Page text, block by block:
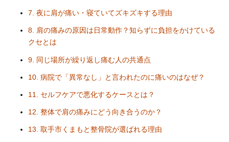
7. 夜に肩が痛い・寝ていてズキズキする理由
8. 肩の痛みの原因は日常動作？知らずに負担をかけている
クセとは
9. 同じ場所が繰り返し痛む人の共通点
10. 病院で「異常なし」と言われたのに痛いのはなぜ？
11. セルフケアで悪化するケースとは？
12. 整体で肩の痛みにどう向き合うのか？
13. 取手市くまもと整骨院が選ばれる理由